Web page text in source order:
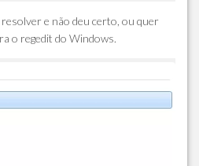
e não deu certo, ou quer
o regedit do Windows.